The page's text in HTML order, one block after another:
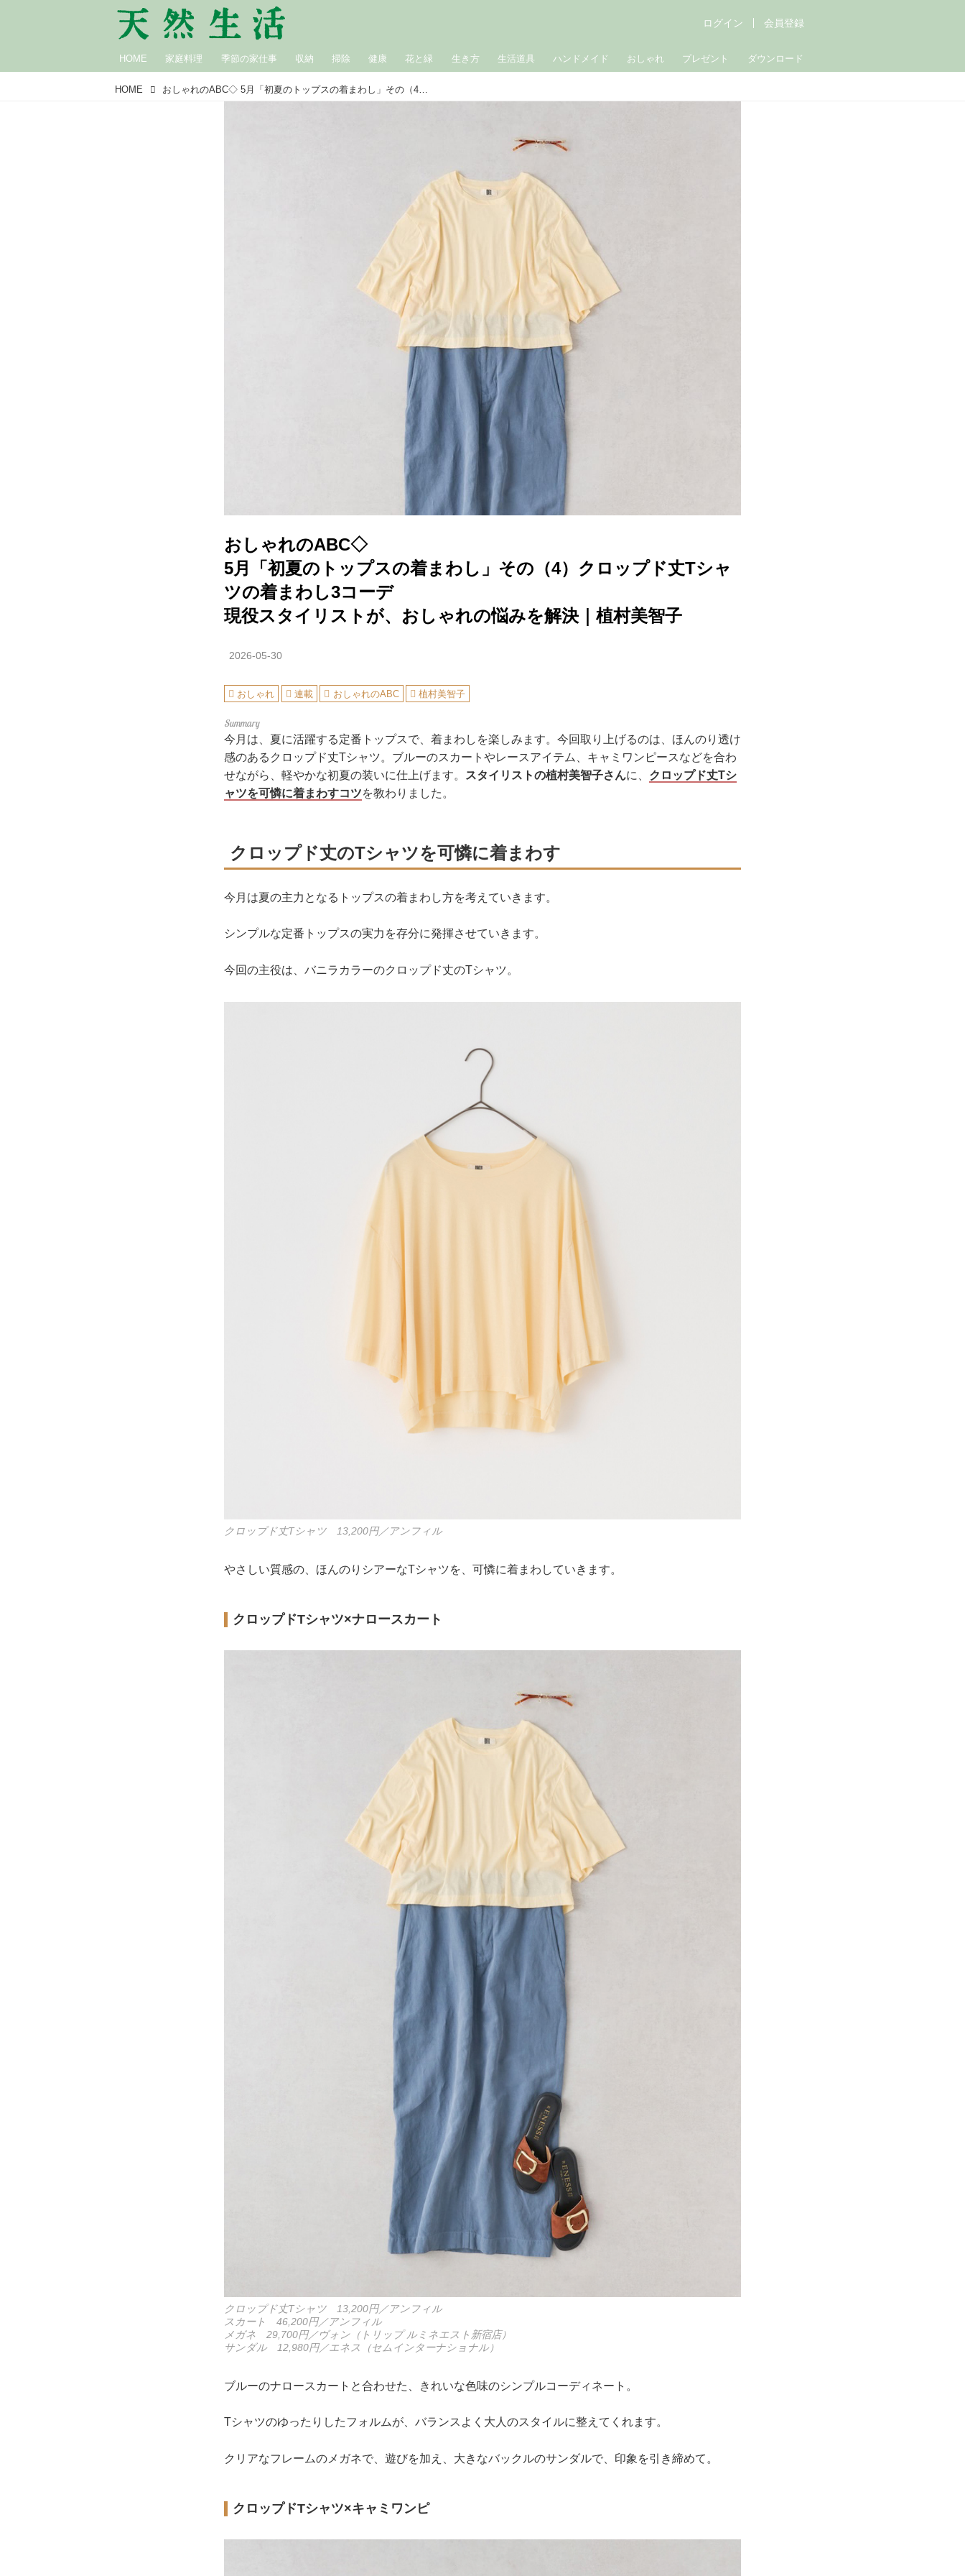
HOME 家庭料理 季節の家仕事 収納 掃除 健康 花と緑 生き方 生活道具 ハンドメイド おしゃれ プレゼント ダウンロード
ログイン 会員登録
HOME おしゃれのABC◇ 5月「初夏のトップスの着まわし」その（4）クロップド丈Tシャツの着まわし3コーデ 現役スタイリストが、おしゃれの悩みを解決｜植村美智子
おしゃれのABC◇
5月「初夏のトップスの着まわし」その（4）クロップド丈Tシャ
ツの着まわし3コーデ
現役スタイリストが、おしゃれの悩みを解決｜植村美智子
2026-05-30
おしゃれ 連載 おしゃれのABC 植村美智子
今月は、夏に活躍する定番トップスで、着まわしを楽しみます。今回取り上げるのは、ほんのり透け
感のあるクロップド丈Tシャツ。ブルーのスカートやレースアイテム、キャミワンピースなどを合わ
せながら、軽やかな初夏の装いに仕上げます。
スタイリストの植村美智子さんに、 クロップド丈Tシ
ャツを可憐に着まわすコツを教わりました。
クロップド丈のTシャツを可憐に着まわす
今月は夏の主力となるトップスの着まわし方を考えていきます。
シンプルな定番トップスの実力を存分に発揮させていきます。
今回の主役は、バニラカラーのクロップド丈のTシャツ。
クロップド丈Tシャツ 13,200円／アンフィル
やさしい質感の、ほんのりシアーなTシャツを、可憐に着まわしていきます。
クロップドTシャツ×ナロースカート
クロップド丈Tシャツ 13,200円／アンフィル
スカート 46,200円／アンフィル
メガネ 29,700円／ヴォン（トリップ ルミネエスト新宿店）
サンダル 12,980円／エネス（セムインターナショナル）
ブルーのナロースカートと合わせた、きれいな色味のシンプルコーディネート。
Tシャツのゆったりしたフォルムが、バランスよく大人のスタイルに整えてくれます。
クリアなフレームのメガネで、遊びを加え、大きなバックルのサンダルで、印象を引き締めて。
クロップドTシャツ×キャミワンピ